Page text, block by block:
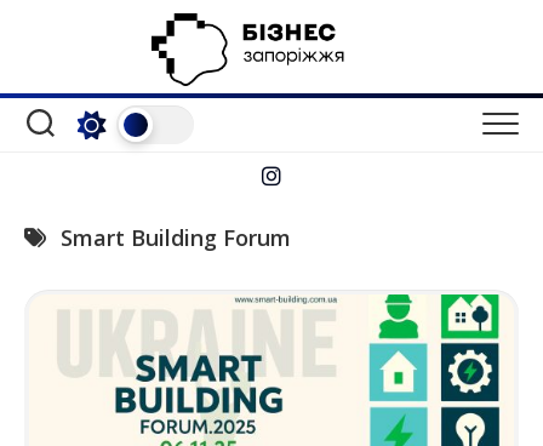
Smart Building Forum